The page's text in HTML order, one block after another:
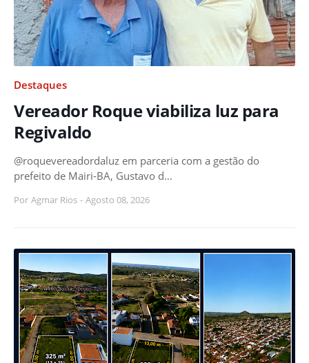
Destaques
Vereador Roque viabiliza luz para
Regivaldo
@roquevereadordaluz em parceria com a gestão do
prefeito de Mairi-BA, Gustavo d…
Por Agmar Rios - Agosto 08, 2026